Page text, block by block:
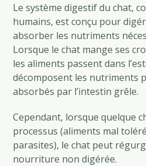
Le système digestif du chat,
humains, est conçu pour
absorber les nutriments
Lorsque le chat mange ses
les aliments passent dans
décomposent les nutriments
absorbés par l’intestin grêle.
Cependant, lorsque quelque
processus (aliments mal
parasites), le chat peut
nourriture non digérée.